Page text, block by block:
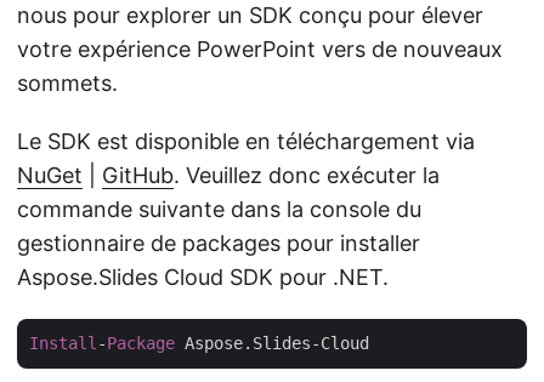
nous pour explorer un SDK conçu pour élever
votre expérience PowerPoint vers de nouveaux
sommets.
Le SDK est disponible en téléchargement via
NuGet
GitHub. Veuillez donc exécuter la
commande suivante dans la console du
gestionnaire de packages pour installer
Aspose.Slides Cloud SDK pour .NET.
Install -Package